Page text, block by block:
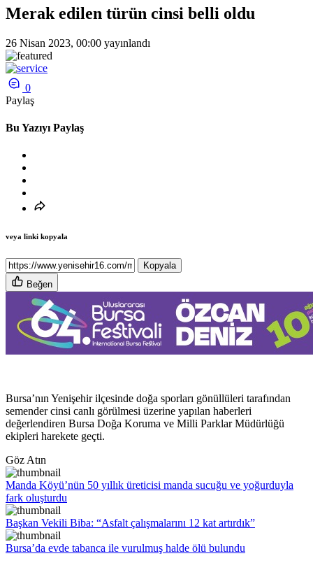
Merak edilen türün cinsi belli oldu
26 Nisan 2023, 00:00 yayınlandı
0
Paylaş
Bu Yazıyı Paylaş
veya linki kopyala
Kopyala
Beğen
Bursa’nın Yenişehir ilçesinde doğa sporları gönüllüleri tarafından
semender cinsi canlı görülmesi üzerine yapılan haberleri
değerlendiren Bursa Doğa Koruma ve Milli Parklar Müdürlüğü
ekipleri harekete geçti.
Göz Atın
Manda Köyü’nün 50 yıllık üreticisi manda sucuğu ve yoğurduyla
fark oluşturdu
Başkan Vekili Biba: “Asfalt çalışmalarını 12 kat artırdık”
Bursa’da evde tabanca ile vurulmuş halde ölü bulundu